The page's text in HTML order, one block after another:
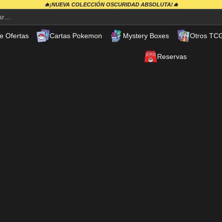
🔥¡NUEVA COLECCIÓN OSCURIDAD ABSOLUTA!🔥
Ofertas Cartas Pokemon Mystery Boxes Otros
Reservas